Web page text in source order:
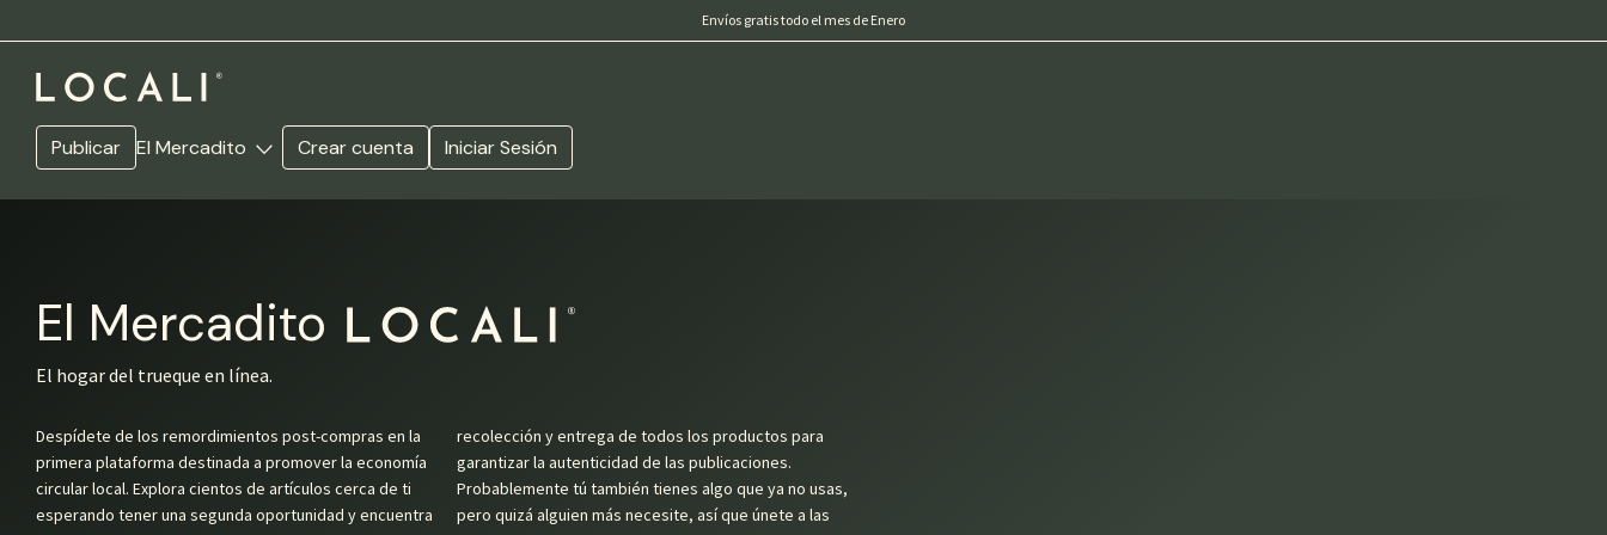
Envíos gratis todo el mes de Enero
Publicar El Mercadito Crear cuenta Iniciar Sesión
El Mercadito Locali
El hogar del trueque en línea.
Despídete de los remordimientos post-compras en la
primera plataforma destinada a promover la economía
circular local. Explora cientos de artículos cerca de ti
esperando tener una segunda oportunidad y encuentra
recolección y entrega de todos los productos para
garantizar la autenticidad de las publicaciones.
Probablemente tú también tienes algo que ya no usas,
pero quizá alguien más necesite, así que únete a las